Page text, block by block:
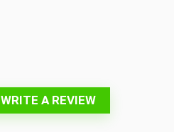
WRITE A REVIEW